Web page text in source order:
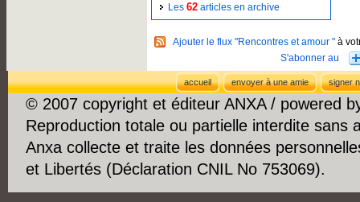
Les 62 articles en archive
Ajouter le flux "Rencontres et amour " à
accueil envoyer à une amie signer
© 2007 copyright et éditeur ANXA / powered
Reproduction totale ou partielle interdite sans
Anxa collecte et traite les données
et Libertés (Déclaration CNIL No 753069).